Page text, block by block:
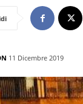
11 Dicembre 2019